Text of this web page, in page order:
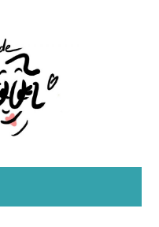
– le
Nadoo